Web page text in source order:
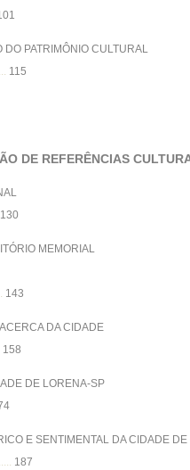
DO PATRIMÔNIO CULTURAL
115
DE REFERÊNCIAS
130
MEMORIAL
143
DA CIDADE
158
DE LORENA-SP
E SENTIMENTAL DA CIDADE
187